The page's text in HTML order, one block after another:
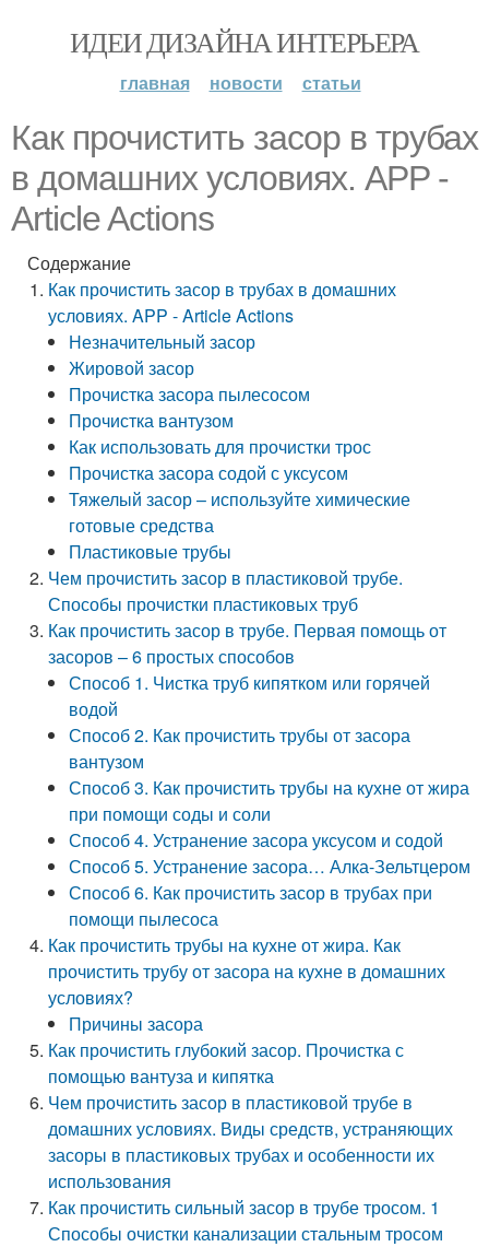
ИДЕИ ДИЗАЙНА ИНТЕРЬЕРА
главная новости статьи
Как прочистить засор в трубах
в домашних условиях. APP -
Article Actions
Содержание
Как прочистить засор в трубах в домашних
условиях. APP - Article Actions
Незначительный засор
Жировой засор
Прочистка засора пылесосом
Прочистка вантузом
Как использовать для прочистки трос
Прочистка засора содой с уксусом
Тяжелый засор – используйте химические
готовые средства
Пластиковые трубы
Чем прочистить засор в пластиковой трубе.
Способы прочистки пластиковых труб
Как прочистить засор в трубе. Первая помощь от
засоров – 6 простых способов
Способ 1. Чистка труб кипятком или горячей
водой
Способ 2. Как прочистить трубы от засора
вантузом
Способ 3. Как прочистить трубы на кухне от жира
при помощи соды и соли
Способ 4. Устранение засора уксусом и содой
Способ 5. Устранение засора… Алка-Зельтцером
Способ 6. Как прочистить засор в трубах при
помощи пылесоса
Как прочистить трубы на кухне от жира. Как
прочистить трубу от засора на кухне в домашних
условиях?
Причины засора
Как прочистить глубокий засор. Прочистка с
помощью вантуза и кипятка
Чем прочистить засор в пластиковой трубе в
домашних условиях. Виды средств, устраняющих
засоры в пластиковых трубах и особенности их
использования
Как прочистить сильный засор в трубе тросом. 1
Способы очистки канализации стальным тросом